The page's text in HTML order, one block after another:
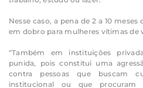
Nesse caso, a pena de 2 a 10
em dobro para mulheres vítimas de
“Também em instituições
punida, pois constitui uma
contra pessoas que buscam
institucional ou que procuram